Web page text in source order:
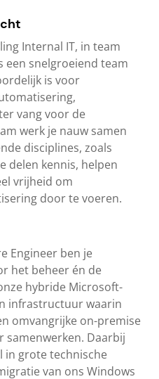
Internal IT, in team
een snelgroeiend team
is voor
vang voor de
werk je nauw samen
disciplines, zoals
delen kennis, helpen
vrijheid om
door te voeren.
Engineer ben je
het beheer én de
hybride Microsoft-
infrastructuur waarin
omvangrijke on-premise
samenwerken. Daarbij
in grote technische
van ons Windows